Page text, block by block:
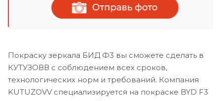
Покраску зеркала БИД Ф3 вы сможете сделать в
КУТУЗОВВ с соблюдением всех сроков,
технологических норм и требований. Компания
KUTUZOVV специализируется на покраске BYD F3